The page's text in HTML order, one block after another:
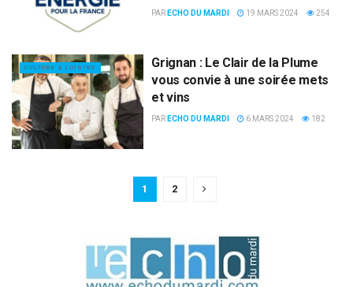
PAR ECHO DU MARDI 19 MARS 2024 254
CULTURE & LOISIRS
Grignan : Le Clair de la Plume
vous convie à une soirée mets
et vins
PAR ECHO DU MARDI 6 MARS 2024 182
1 2